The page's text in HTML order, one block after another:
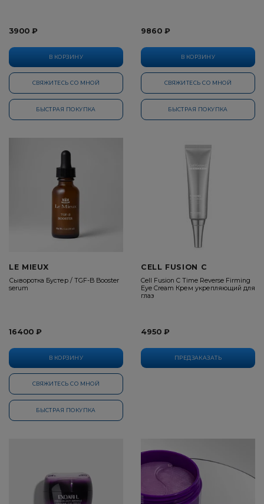
В КОРЗИНУ
СВЯЖИТЕСЬ СО МНОЙ
БЫСТРАЯ ПОКУПКА
3900 ₽
В КОРЗИНУ
СВЯЖИТЕСЬ СО МНОЙ
БЫСТРАЯ ПОКУПКА
9860 ₽
В КОРЗИНУ
СВЯЖИТЕСЬ СО МНОЙ
БЫСТРАЯ ПОКУПКА
LE MIEUX
Сыворотка Бустер / TGF-B Booster
serum
16400 ₽
ПРЕДЗАКАЗАТЬ
CELL FUSION C
Cell Fusion C Time Reverse Firming
Eye Cream Крем укрепляющий для
глаз
4950 ₽